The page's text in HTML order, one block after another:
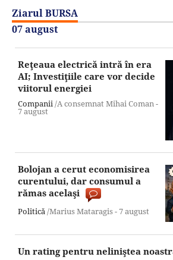
Ziarul BURSA
07 august
Reţeaua electrică intră în era
AI; Investiţiile care vor decide
viitorul energiei
Companii/A consemnat Mihai Coman -
7 august
Bolojan a cerut economisirea
curentului, dar consumul a
rămas acelaşi
Politică/Marius Mataragis -7 august
Un rating pentru neliniştea